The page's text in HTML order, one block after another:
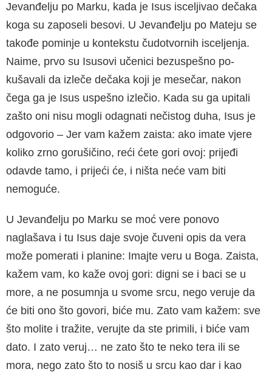
Jevanđelju po Marku, kada je Isus iscelji­vao dečaka
koga su zapo­seli besovi. U Jevanđelju po Mateju se
takođe pominje u kontekstu čudotvornih iscel­jenja.
Naime, prvo su Isuso­vi učenici bezuspešno po­
kušavali da izleče dečaka koji je mesečar, nakon
čega ga je Isus uspešno izlečio. Kada su ga upitali
zašto oni nisu mogli odagnati nečistog duha, Isus je
odgovorio – Jer vam kažem zaista: ako imate vjere
koliko zrno gorušičino, reći ćete gori ovoj: prijeđi
odavde tamo, i prijeći će, i ništa neće vam biti
nemoguće.
U Jevanđelju po Marku se moć vere ponovo
naglašava i tu Isus daje svoje čuveni opis da vera
može pomerati i planine: Imajte veru u Boga. Zaista,
kažem vam, ko kaže ovoj gori: digni se i baci se u
more, a ne posumnja u svo­me srcu, nego veruje da
će biti ono što govori, biće mu. Zato vam kažem: sve
što molite i tražite, verujte da ste primili, i biće vam
dato. I zato veruj… ne zato što te neko tera ili se
mora, nego zato što to nosiš u srcu kao dar i kao